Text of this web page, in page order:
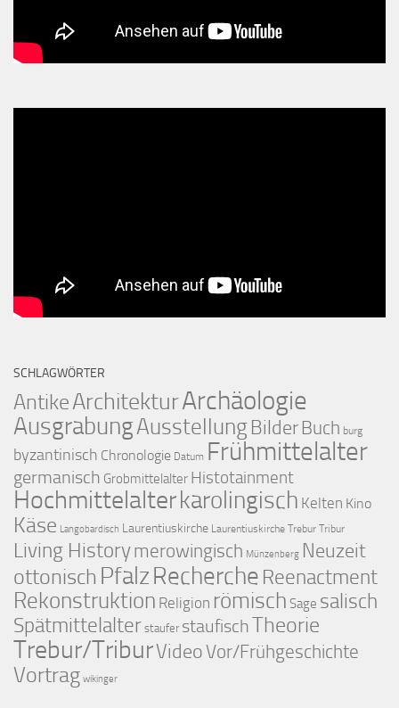
SCHLAGWÖRTER
AntikeArchitekturArchäologie
AusgrabungAusstellungBilder Buch burg
byzantinisch Chronologie Datum Frühmittelalter
germanisch Grobmittelalter Histotainment
Hochmittelalterkarolingisch Kelten Kino
Käse Langobardisch Laurentiuskirche Laurentiuskirche Trebur Tribur
Living Historymerowingisch Münzenberg Neuzeit
ottonisch PfalzRecherche Reenactment
Rekonstruktion Religion römisch Sage salisch
Spätmittelalter staufer staufischTheorie
Trebur/TriburVideoVor/Frühgeschichte
Vortrag wikinger